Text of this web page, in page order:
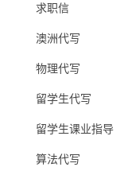
求职信
澳洲代写
物理代写
留学生代写
留学生课业指导
算法代写